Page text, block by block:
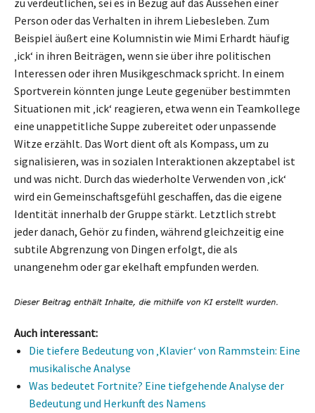
Person oder das Verhalten in ihrem Liebesleben. Zum
Beispiel äußert eine Kolumnistin wie Mimi Erhardt häufig
‚ick‘ in ihren Beiträgen, wenn sie über ihre politischen
Interessen oder ihren Musikgeschmack spricht. In einem
Sportverein könnten junge Leute gegenüber bestimmten
Situationen mit ‚ick‘ reagieren, etwa wenn ein Teamkollege
eine unappetitliche Suppe zubereitet oder unpassende
Witze erzählt. Das Wort dient oft als Kompass, um zu
signalisieren, was in sozialen Interaktionen akzeptabel ist
und was nicht. Durch das wiederholte Verwenden von ‚ick‘
wird ein Gemeinschaftsgefühl geschaffen, das die eigene
Identität innerhalb der Gruppe stärkt. Letztlich strebt
jeder danach, Gehör zu finden, während gleichzeitig eine
subtile Abgrenzung von Dingen erfolgt, die als
unangenehm oder gar ekelhaft empfunden werden.
Auch interessant:
Die tiefere Bedeutung von ‚Klavier‘ von Rammstein: Eine
musikalische Analyse
Was bedeutet Fortnite? Eine tiefgehende Analyse der
Bedeutung und Herkunft des Namens